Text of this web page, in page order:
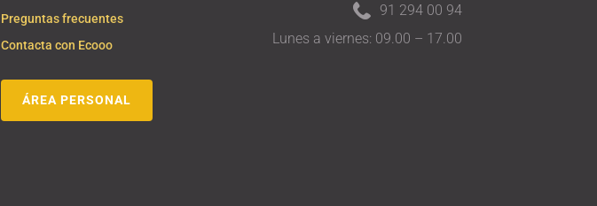
Preguntas frecuentes
Contacta con Ecooo
ÁREA PERSONAL
91 294 00 94
Lunes a viernes: 09.00 – 17.00